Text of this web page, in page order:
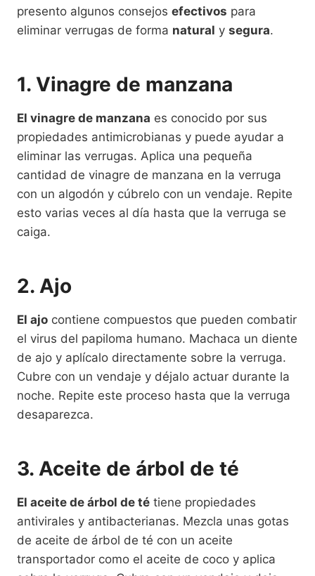
presento algunos consejos efectivos para
eliminar verrugas de forma natural y segura.
1. Vinagre de manzana
El vinagre de manzana es conocido por sus
propiedades antimicrobianas y puede ayudar a
eliminar las verrugas. Aplica una pequeña
cantidad de vinagre de manzana en la verruga
con un algodón y cúbrelo con un vendaje. Repite
esto varias veces al día hasta que la verruga se
caiga.
2. Ajo
El ajo contiene compuestos que pueden combatir
el virus del papiloma humano. Machaca un diente
de ajo y aplícalo directamente sobre la verruga.
Cubre con un vendaje y déjalo actuar durante la
noche. Repite este proceso hasta que la verruga
desaparezca.
3. Aceite de árbol de té
El aceite de árbol de té tiene propiedades
antivirales y antibacterianas. Mezcla unas gotas
de aceite de árbol de té con un aceite
transportador como el aceite de coco y aplica